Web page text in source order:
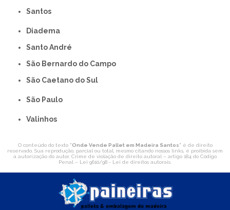
Santos
Diadema
Santo André
São Bernardo do Campo
São Caetano do Sul
São Paulo
Valinhos
O conteúdo do texto "Onde Vende Pallet em Madeira Santos" é de direito
reservado. Sua reprodução, parcial ou total, mesmo citando nossos links, é proibida sem
a autorização do autor. Crime de violação de direito autoral – artigo 184 do Código
Penal – Lei 9610/98 - Lei de direitos autorais.